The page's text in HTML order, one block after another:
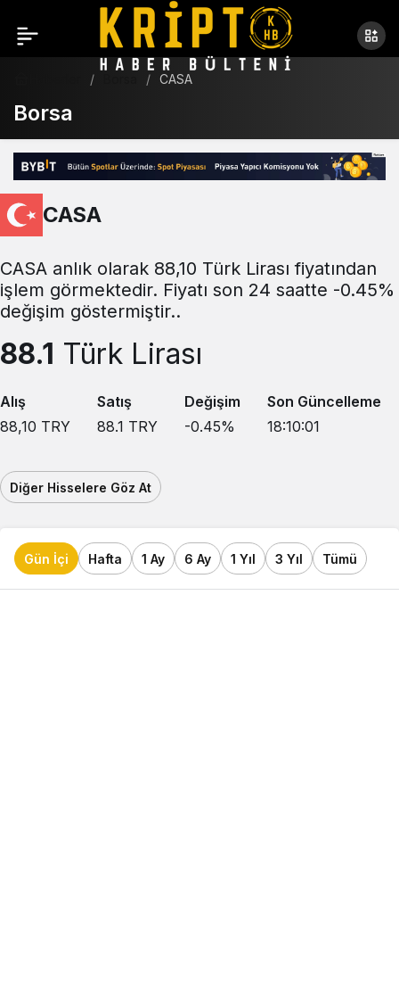
CASA
Borsa
CASA
CASA anlık olarak 88,10 Türk Lirası fiyatından
işlem görmektedir. Fiyatı son 24 saatte -0.45%
değişim göstermiştir..
88.1 Türk Lirası
Alış
88,10 TRY
Satış
88.1 TRY
Değişim
-0.45%
Son Güncelleme
18:10:01
Diğer Hisselere Göz At
Gün İçi Hafta 1 Ay 6 Ay 1 Yıl 3 Yıl Tümü